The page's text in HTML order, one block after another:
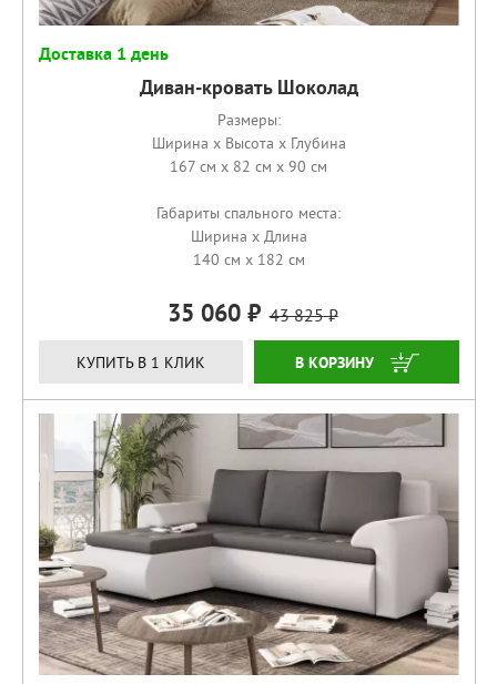
Доставка 1 день
Диван-кровать Шоколад
Размеры:
Ширина x Высота x Глубина
167 см x 82 см x 90 см
Габариты спального места:
Ширина x Длина
140 см x 182 см
35 060 43 825
КУПИТЬ В 1 КЛИК КУПИТЬ